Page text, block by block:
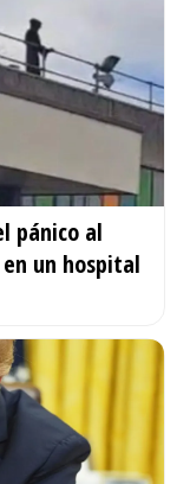
pánico al
un hospital